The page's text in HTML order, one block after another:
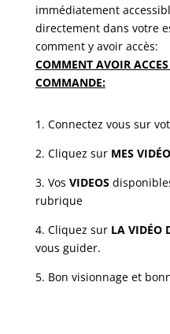
immédiatement
directement dans votre
comment y avoir accès:
COMMENT AVOIR
COMMANDE:
1. Connectez vous sur
2. Cliquez sur MES
3. Vos VIDEOS
rubrique
4. Cliquez sur LA VIDÉO
vous guider.
5. Bon visionnage et